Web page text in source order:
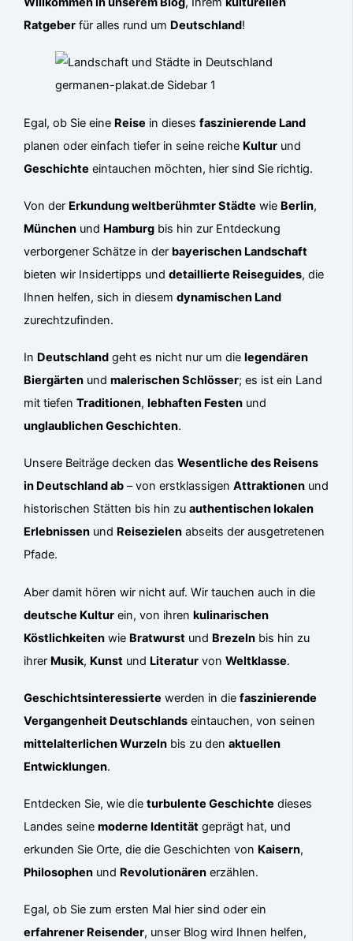
Ratgeber für alles rund um Deutschland!
Egal, ob Sie eine Reise in diesesfaszinierende Land
planen oder einfach tiefer in seine reiche Kultur und
Geschichte eintauchen möchten, hier sind Sie richtig.
Von der Erkundung weltberühmter Städte wie Berlin,
München und Hamburg bis hin zur Entdeckung
verborgener Schätze in der bayerischen Landschaft
bieten wir Insidertipps unddetaillierte Reiseguides, die
Ihnen helfen, sich in diesemdynamischen Land
zurechtzufinden.
In Deutschland geht es nicht nur um dielegendären
Biergärten undmalerischen Schlösser; es ist ein Land
mit tiefenTraditionen,lebhaften Festen und
unglaublichen Geschichten.
Unsere Beiträge decken dasWesentliche des Reisens
in Deutschland ab – von erstklassigenAttraktionen und
historischen Stätten bis hin zuauthentischen lokalen
Erlebnissen und Reisezielen abseits der ausgetretenen
Pfade.
Aber damit hören wir nicht auf. Wir tauchen auch in die
deutsche Kultur ein, von ihrenkulinarischen
Köstlichkeiten wie Bratwurst und Brezeln bis hin zu
ihrer Musik, Kunst und Literatur vonWeltklasse.
Geschichtsinteressierte werden in diefaszinierende
Vergangenheit Deutschlands eintauchen, von seinen
mittelalterlichen Wurzeln bis zu denaktuellen
Entwicklungen.
Entdecken Sie, wie dieturbulente Geschichte dieses
Landes seinemoderne Identität geprägt hat, und
erkunden Sie Orte, die die Geschichten von Kaisern,
Philosophen und Revolutionären erzählen.
Egal, ob Sie zum ersten Mal hier sind oder ein
erfahrener Reisender, unser Blog wird Ihnen helfen,